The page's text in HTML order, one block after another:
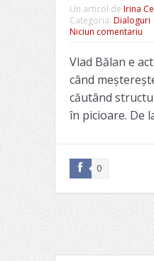
Un articol de Irina
Categoria: Dialoguri
Niciun comentariu
Vlad Bălan e
când
căutând
în picioare. De
0